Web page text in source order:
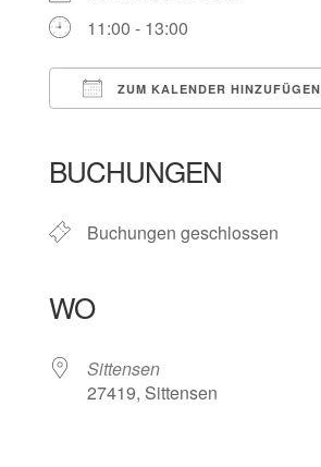
11:00 - 13:00
ZUM KALENDER HINZUFÜGEN
BUCHUNGEN
Buchungen geschlossen
WO
Sittensen
27419, Sittensen